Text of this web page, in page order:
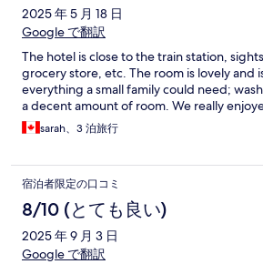
2025 年 5 月 18 日
Google で翻訳
The hotel is close to the train station,
grocery store, etc. The room is lovely and
everything a small family could need;
a decent amount of room. We really
sarah、3 泊旅行
宿泊者限定の口コミ
8/10 (とても良い)
2025 年 9 月 3 日
Google で翻訳